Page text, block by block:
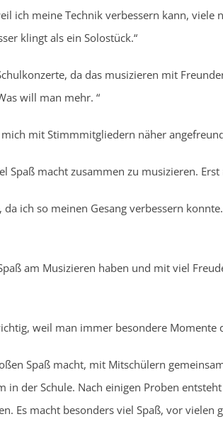
ich meine Technik verbessern kann,
klingt als ein Solostück.“
da das musizieren mit
will man mehr. “
mit Stimmmitgliedern näher
Spaß macht zusammen zu musizieren.
ich so meinen Gesang verbessern
am Musizieren haben und mit viel
weil man immer besondere Momente
Spaß macht, mit Mitschülern
in der Schule. Nach einigen Proben
Es macht besonders viel Spaß, vor vielen